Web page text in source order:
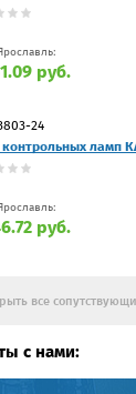
руб.
24
ламп
руб.
все
с нами: